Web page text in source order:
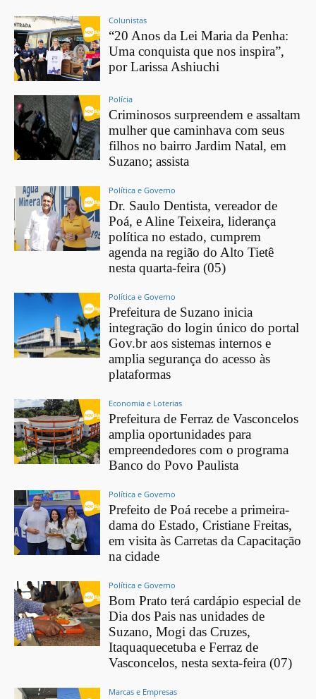
Colunistas
“20 Anos da Lei Maria da Penha:
Uma conquista que nos inspira”,
por Larissa Ashiuchi
Polícia
Criminosos surpreendem e assaltam
mulher que caminhava com seus
filhos no bairro Jardim Natal, em
Suzano; assista
Política e Governo
Dr. Saulo Dentista, vereador de
Poá, e Aline Teixeira, liderança
política no estado, cumprem
agenda na região do Alto Tietê
nesta quarta-feira (05)
Política e Governo
Prefeitura de Suzano inicia
integração do login único do portal
Gov.br aos sistemas internos e
amplia segurança do acesso às
plataformas
Economia e Loterias
Prefeitura de Ferraz de Vasconcelos
amplia oportunidades para
empreendedores com o programa
Banco do Povo Paulista
Política e Governo
Prefeito de Poá recebe a primeira-
dama do Estado, Cristiane Freitas,
em visita às Carretas da Capacitação
na cidade
Política e Governo
Bom Prato terá cardápio especial de
Dia dos Pais nas unidades de
Suzano, Mogi das Cruzes,
Itaquaquecetuba e Ferraz de
Vasconcelos, nesta sexta-feira (07)
Marcas e Empresas